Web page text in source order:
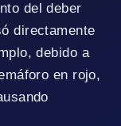
del deber
directamente
debido a
en rojo,